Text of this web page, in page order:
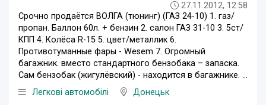
27.11.2012, 12:58
Срочно продаётся ВОЛГА (тюнинг) (ГАЗ 24-10) 1. газ/
пропан. Баллон 60л. + бензин 2. салон ГАЗ 31-10 3. 5ст/
КПП 4. Колёса R-15 5. цвет/металлик 6.
Противотуманные фары - Wesem 7. Огромный
багажник. вместо стандартного бензобака – запаска.
Сам бензобак (жигулёвский) - находится в багажнике. ...
Легкові автомобілі
Донецьк